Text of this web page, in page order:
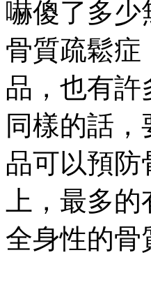
嚇傻了多少
骨質疏鬆症
品，也有
同樣的話
品可以預
上，最多
全身性的骨